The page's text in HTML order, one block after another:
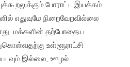
போராட்ட இயக்கம்
எதுவுமே நிறைவேறவில்லை
மக்களின் தற்போதைய
உள்ளூராட்சி
இல்லை, ஊழல்